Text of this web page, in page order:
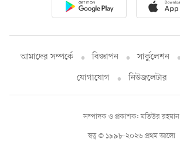
আমাদের সম্পর্কে বিজ্ঞাপন সার্কুলেশন
যোগাযোগ
নিউজলেটার
স্বত্ব © ১৯৯৮-২০২৬ প্রথম আলো
সম্পাদক ও প্রকাশক: মতিউর রহমান